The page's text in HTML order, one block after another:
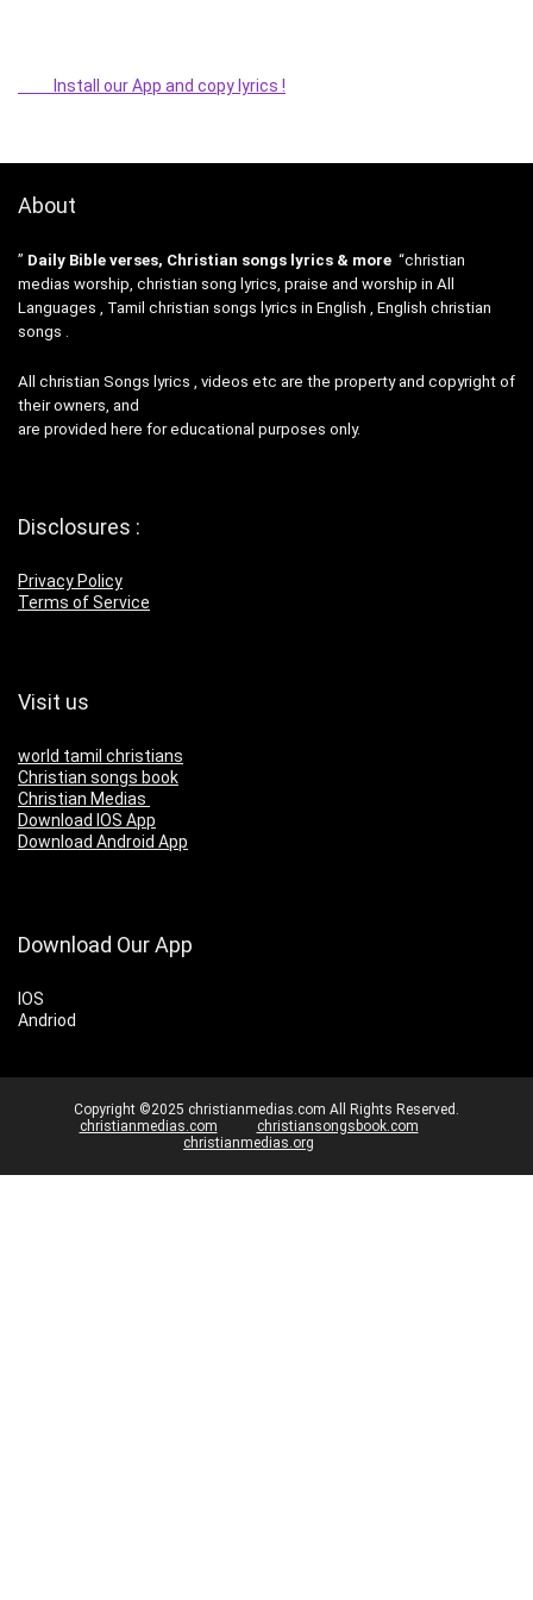
Install our App and copy lyrics !
About
” Daily Bible verses, Christian songs lyrics & more “christian
medias worship, christian song lyrics, praise and worship in All
Languages , Tamil christian songs lyrics in English , English christian
songs .
All christian Songs lyrics , videos etc are the property and copyright of
their owners, and
are provided here for educational purposes only.
Disclosures :
Privacy Policy
Terms of Service
Visit us
world tamil christians
Christian songs book
Christian Medias
Download IOS App
Download Android App
Download Our App
IOS
Andriod
Copyright ©2025 christianmedias.com All Rights Reserved.
christianmedias.com
christiansongsbook.com
christianmedias.org